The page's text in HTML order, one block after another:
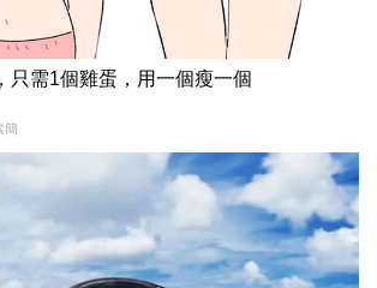
只需1個雞蛋，用一個瘦一個
簡